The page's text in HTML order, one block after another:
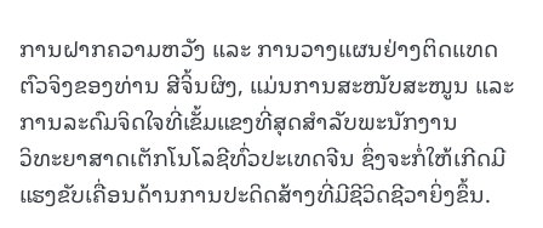
ການຝາກຄວາມຫວັງ ແລະ ການວາງແຜນຢ່າງຕິດແທດ
ຕົວຈິງຂອງທ່ານ ສີຈິ້ນຜິງ, ແມ່ນການສະໜັບສະໜູນ ແລະ
ການລະດົມຈິດໃຈທີ່ເຂັ້ມແຂງທີ່ສຸດສຳລັບພະນັກງານ
ວິທະຍາສາດເຕັກໂນໂລຊີທົ່ວປະເທດຈີນ ຊຶ່ງຈະກໍ່ໃຫ້ເກີດມີ
ແຮງຂັບເຄື່ອນດ້ານການປະດິດສ້າງທີ່ມີຊີວິດຊີວາຍິ່ງຂຶ້ນ.